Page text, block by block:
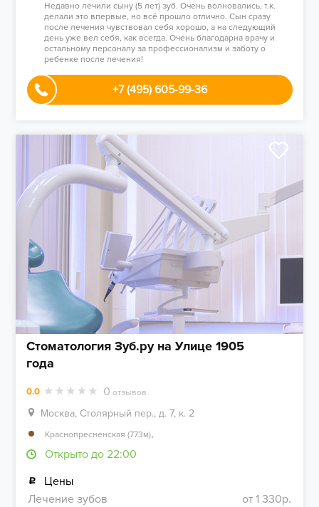
Недавно лечили сыну (5 лет) зуб. Очень волновались, т.к.
делали это впервые, но всё прошло отлично. Сын сразу
после лечения чувствовал себя хорошо, а на следующий
день уже вел себя, как всегда. Очень благодарна врачу и
остальному персоналу за профессионализм и заботу о
ребенке после лечения!
+7 (495) 605-99-36
Стоматология Зуб.ру на Улице 1905
года
0.0 0 отзывов
Москва, Столярный пер., д. 7, к. 2
Краснопресненская (773м),
Открыто до 22:00
Цены
Лечение зубов
от 1 330р.